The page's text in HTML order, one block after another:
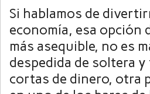
Si hablamos de
economía, esa opción
más asequible, no es
despedida de soltera
cortas de dinero, otra